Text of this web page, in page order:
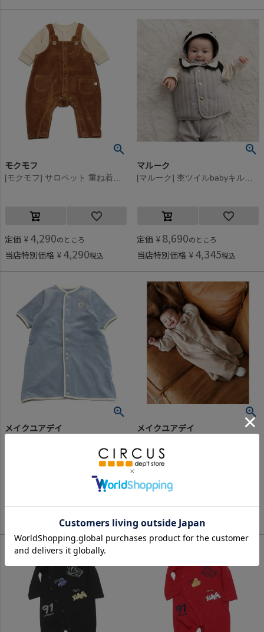
モクモフ
[モクモフ] サロペット 重ね着風 カバーオール ブラウン(BR)
定価 ¥ 4,290のところ
当店特別価格 ¥ 4,290税込
マルーク
[マルーク] 杢ツイルbabyキルトベスト グレー(13)
定価 ¥ 8,690のところ
当店特別価格 ¥ 4,345税込
メイクユアデイ
¥1,815
メイクユアデイ
当店特別価格